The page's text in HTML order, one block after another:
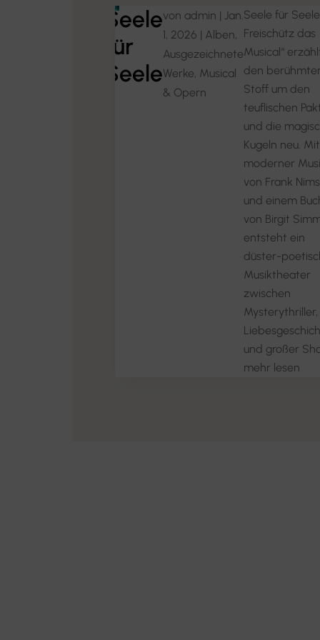
Seele
für
Seele
von admin | Jan.
1, 2026 | Alben,
Ausgezeichnete
Werke, Musical
& Opern
Seele für
Freischütz das
Musical“
den
Stoff um den
teuflischen
und die
Kugeln neu. Mit
moderner
von Frank
und einem
von Birgit
entsteht ein
düster-
Musiktheater
zwischen
Mysterythriller,
und großer
mehr lesen